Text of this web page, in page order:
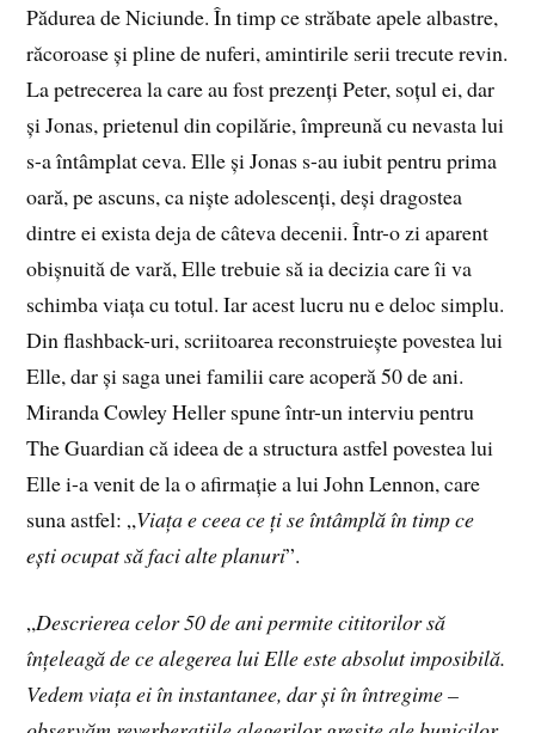
Pădurea de Niciunde. În timp ce străbate apele albastre,
răcoroase și pline de nuferi, amintirile serii trecute revin.
La petrecerea la care au fost prezenți Peter, soțul ei, dar
și Jonas, prietenul din copilărie, împreună cu nevasta lui
s-a întâmplat ceva. Elle și Jonas s-au iubit pentru prima
oară, pe ascuns, ca niște adolescenți, deși dragostea
dintre ei exista deja de câteva decenii. Într-o zi aparent
obișnuită de vară, Elle trebuie să ia decizia care îi va
schimba viața cu totul. Iar acest lucru nu e deloc simplu.
Din flashback-uri, scriitoarea reconstruiește povestea lui
Elle, dar și saga unei familii care acoperă 50 de ani.
Miranda Cowley Heller spune într-un interviu pentru
The Guardian că ideea de a structura astfel povestea lui
Elle i-a venit de la o afirmație a lui John Lennon, care
suna astfel: „Viața e ceea ce ți se întâmplă în timp ce
ești ocupat să faci alte planuri”.
„Descrierea celor 50 de ani permite cititorilor să
înțeleagă de ce alegerea lui Elle este absolut imposibilă.
Vedem viața ei în instantanee, dar și în întregime –